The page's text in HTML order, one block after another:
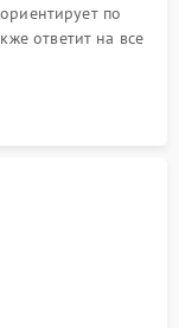
по
ответит на все